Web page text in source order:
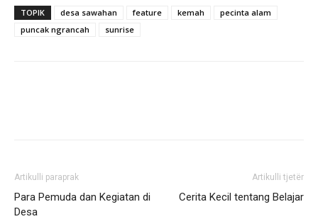
TOPIK desa sawahan feature kemah
pecinta alam
puncak ngrancah
sunrise
Artikulli paraprak
Para Pemuda dan Kegiatan di
Desa
Artikulli tjetër
Cerita Kecil tentang Belajar